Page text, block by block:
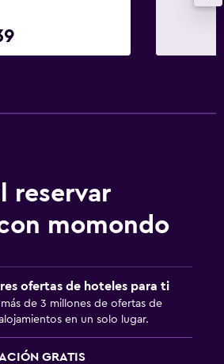
reservar
momondo
ofertas de hoteles para ti
de 3 millones de ofertas de
en un solo lugar.
GRATIS